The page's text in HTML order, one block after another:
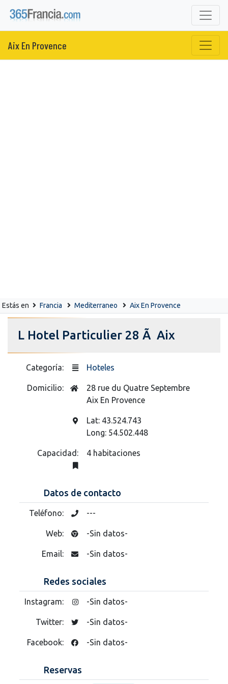
Aix En Provence
Estás en Francia Mediterraneo Aix En Provence
L Hotel Particulier 28 Ã Aix
Categoría: Hoteles
Domicilio:
28 rue du Quatre Septembre
Aix En Provence
Lat: 43.524.743
Long: 54.502.448
Capacidad: 4 habitaciones
Datos de contacto
Teléfono: ---
Web: -Sin datos-
Email: -Sin datos-
Redes sociales
Instagram: -Sin datos-
Twitter: -Sin datos-
Facebook: -Sin datos-
Reservas